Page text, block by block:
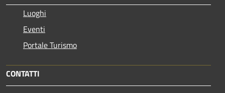
Luoghi
Eventi
Portale Turismo
CONTATTI